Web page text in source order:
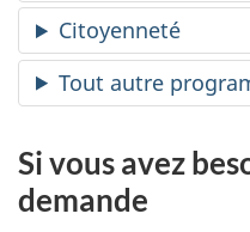
Citoyenneté
Tout autre
Si vous avez
demande